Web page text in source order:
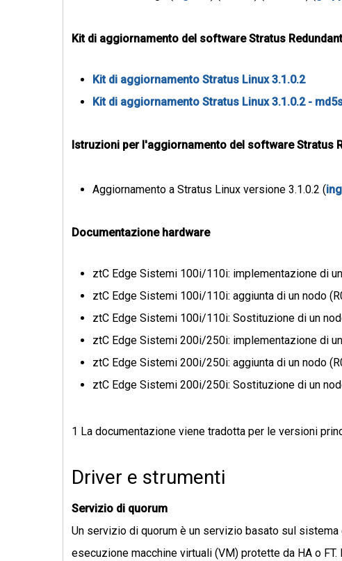
Kit di aggiornamento del software Stratus
Kit di aggiornamento Stratus Linux 3.1.0.2
Kit di aggiornamento Stratus Linux 3.1.0.2 -
Istruzioni per l'aggiornamento del software Stratus
Aggiornamento a Stratus Linux versione 3.1.0.2 (
Documentazione hardware
ztC Edge Sistemi 100i/110i: implementazione di
ztC Edge Sistemi 100i/110i: aggiunta di un nodo
ztC Edge Sistemi 100i/110i: Sostituzione di un
ztC Edge Sistemi 200i/250i: implementazione di
ztC Edge Sistemi 200i/250i: aggiunta di un nodo
ztC Edge Sistemi 200i/250i: Sostituzione di un
1 La documentazione viene tradotta per le versioni
Driver e strumenti
Servizio di quorum
Un servizio di quorum è un servizio basato sul
esecuzione macchine virtuali (VM) protette da HA o